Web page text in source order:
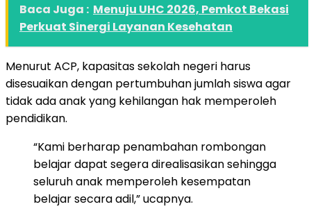
Baca Juga : Menuju UHC 2026, Pemkot Bekasi
Perkuat Sinergi Layanan Kesehatan
Menurut ACP, kapasitas sekolah negeri harus
disesuaikan dengan pertumbuhan jumlah siswa agar
tidak ada anak yang kehilangan hak memperoleh
pendidikan.
“Kami berharap penambahan rombongan
belajar dapat segera direalisasikan sehingga
seluruh anak memperoleh kesempatan
belajar secara adil,” ucapnya.